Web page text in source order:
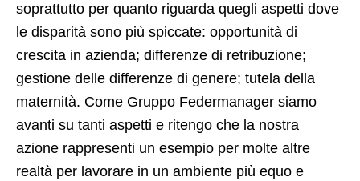
soprattutto per quanto riguarda quegli aspetti dove
le disparità sono più spiccate: opportunità di
crescita in azienda; differenze di retribuzione;
gestione delle differenze di genere; tutela della
maternità. Come Gruppo Federmanager siamo
avanti su tanti aspetti e ritengo che la nostra
azione rappresenti un esempio per molte altre
realtà per lavorare in un ambiente più equo e